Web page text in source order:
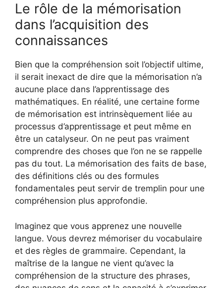
Le rôle de la mémorisation
dans l’acquisition des
connaissances
Bien que la compréhension soit l’objectif ultime,
il serait inexact de dire que la mémorisation n’a
aucune place dans l’apprentissage des
mathématiques. En réalité, une certaine forme
de mémorisation est intrinsèquement liée au
processus d’apprentissage et peut même en
être un catalyseur. On ne peut pas vraiment
comprendre des choses que l’on ne se rappelle
pas du tout. La mémorisation des faits de base,
des définitions clés ou des formules
fondamentales peut servir de tremplin pour une
compréhension plus approfondie.
Imaginez que vous apprenez une nouvelle
langue. Vous devrez mémoriser du vocabulaire
et des règles de grammaire. Cependant, la
maîtrise de la langue ne vient qu’avec la
compréhension de la structure des phrases,